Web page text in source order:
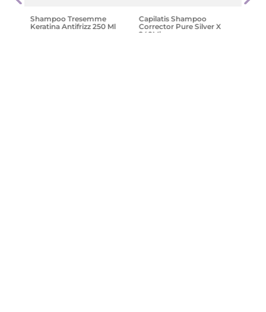
Shampoo Tresemme
Keratina Antifrizz 250 Ml
Capilatis Shampoo
Corrector Pure Silver X
240Ml